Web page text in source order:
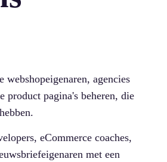
agencies
product pagina's beheren, die
eCommerce coaches,
met een